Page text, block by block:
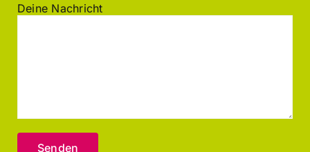
Deine Nachricht